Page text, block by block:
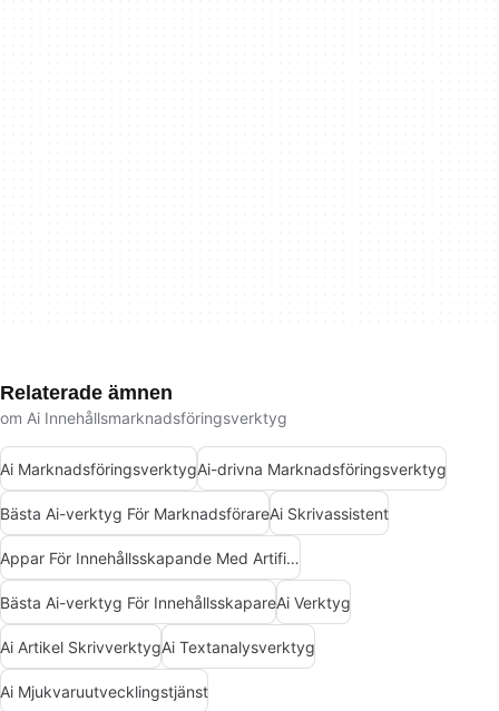
Relaterade ämnen
om Ai Innehållsmarknadsföringsverktyg
Ai MarknadsföringsverktygAi-drivna Marknadsföringsverktyg
Bästa Ai-verktyg För MarknadsförareAi Skrivassistent
Appar För Innehållsskapande Med Artificiell Intelligens
Bästa Ai-verktyg För InnehållsskapareAi Verktyg
Ai Artikel SkrivverktygAi Textanalysverktyg
Ai Mjukvaruutvecklingstjänst